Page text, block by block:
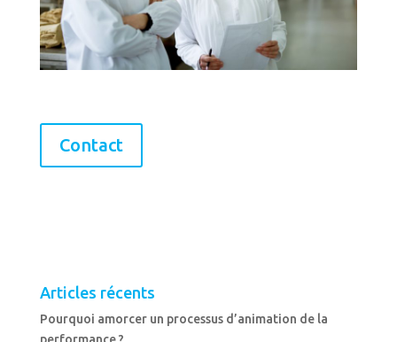
Contact
Articles récents
Pourquoi amorcer un processus d’animation de la